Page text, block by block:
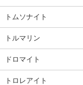
トムソナイト
トルマリン
ドロマイト
トロレアイト